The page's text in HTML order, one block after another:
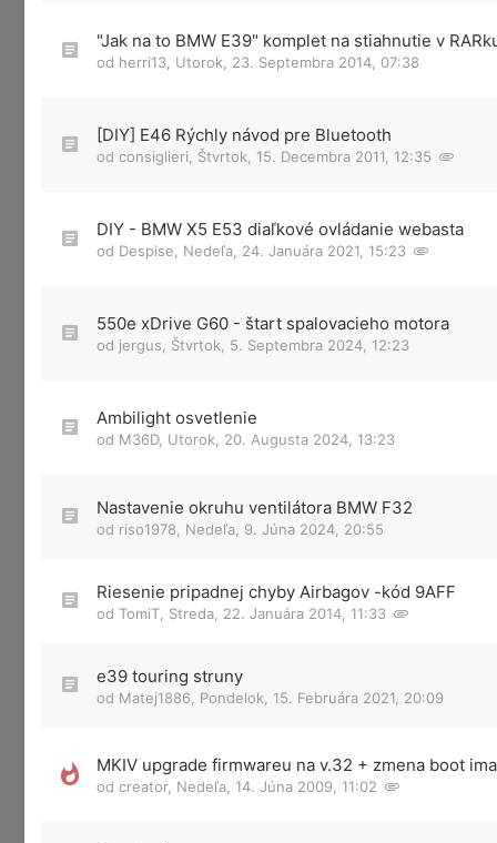
"Jak na to BMW E39" komplet na stiahnutie v
od herri13 Utorok, 23. Septembra 2014, 07:38
[DIY] E46 Rýchly návod pre Bluetooth
od consiglieri Štvrtok, 15. Decembra 2011, 12:35
DIY - BMW X5 E53 diaľkové ovládanie webasta
od Despise Nedeľa, 24. Januára 2021, 15:23
550e xDrive G60 - štart spalovacieho motora
od jergus Štvrtok, 5. Septembra 2024, 12:23
Ambilight osvetlenie
od M36D, Utorok, 20. Augusta 2024, 13:23
Nastavenie okruhu ventilátora BMW F32
od riso1978 Nedeľa, 9. Júna 2024, 20:55
Riesenie pripadnej chyby Airbagov -kód 9AFF
od TomiT Streda, 22. Januára 2014, 11:33
e39 touring struny
od Matej1886 Pondelok, 15. Februára 2021, 20:09
MKIV upgrade firmwareu na v.32 + zmena boot
od creator, Nedeľa, 14. Júna 2009, 11:02